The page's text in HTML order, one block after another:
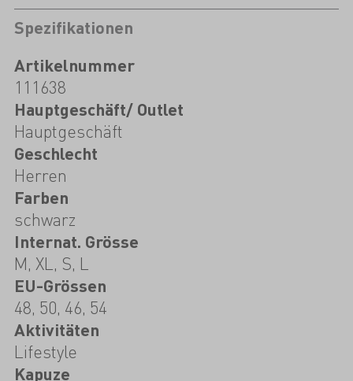
Spezifikationen
Artikelnummer
111638
Hauptgeschäft/ Outlet
Hauptgeschäft
Geschlecht
Herren
Farben
schwarz
Internat. Grösse
M, XL, S, L
EU-Grössen
48, 50, 46, 54
Aktivitäten
Lifestyle
Kapuze